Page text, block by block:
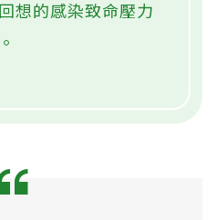
想的感染致命壓力